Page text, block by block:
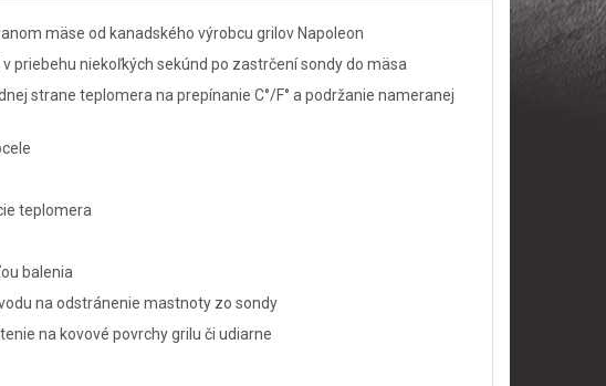
mäse od kanadského výrobcu grilov Napoleon
priebehu niekoľkých sekúnd po zastrčení sondy do mäsa
strane teplomera na prepínanie C°/F° a podržanie nameranej
teplomera
balenia
na odstránenie mastnoty zo sondy
na kovové povrchy grilu či udiarne